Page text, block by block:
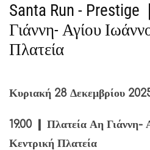
Santa Run -
Γιάννη- Αγίου
Πλατεία
Κυριακή 28 Δεκεμβρίου
19.00 ❙ Πλατεία Αη Γιάννη-
Κεντρική Πλατεία